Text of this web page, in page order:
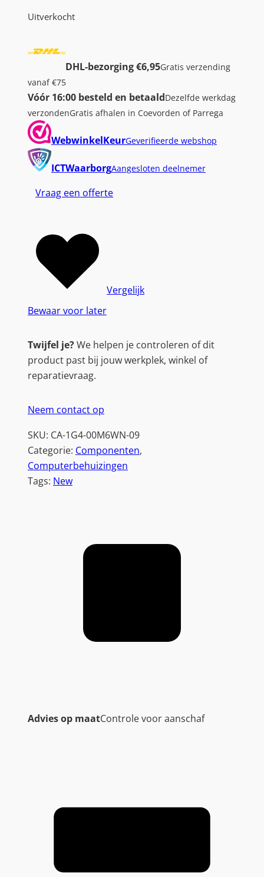
Uitverkocht
DHL-bezorging €6,95Gratis verzending
vanaf €75
Vóór 16:00 besteld en betaaldDezelfde werkdag
verzondenGratis afhalen in Coevorden of Parrega
WebwinkelKeurGeverifieerde webshop
ICTWaarborgAangesloten deelnemer
Vraag een offerte
Bewaar voor later
Vergelijk
Twijfel je?We helpen je controleren of dit
product past bij jouw werkplek, winkel of
reparatievraag.
Neem contact op
SKU: CA-1G4-00M6WN-09
Categorie: Componenten
Computerbehuizingen
Tags: New
Advies op maatControle voor aanschaf